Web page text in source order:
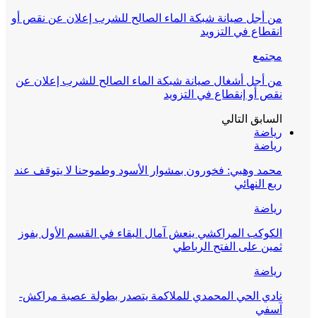
من أجل صيانة شبكة الماء الصالح للشرب إعلان عن نقص أو
انقطاع في التزويد
مجتمع
من أجل أشغال صيانة شبكة الماء الصالح للشرب إعلان عن
نقص أو إنقطاع في التزويد
السابق التالي
رياضة
رياضة
محمد وهبي: فخورون بمشوار الأسود وطموحنا لا يتوقف عند
ربع النهائي
رياضة
الكوكب المراكشي ينعش آمال البقاء في القسم الأول بفوز
ثمين على الفتح الرباطي
رياضة
نادي الحي المحمدي للملاكمة يتصدر بطولة عصبة مراكش-
آسفي